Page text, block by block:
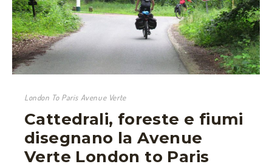
London To Paris Avenue Verte
Cattedrali, foreste e fiumi
disegnano la Avenue
Verte London to Paris